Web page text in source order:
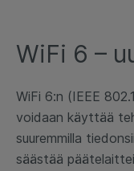
WiFi 6 –
WiFi 6:n (IEEE
voidaan käyttää
suuremmilla
säästää